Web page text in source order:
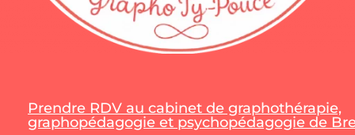
Prendre RDV au cabinet de graphothérapie,
graphopédagogie et psychopédagogie de